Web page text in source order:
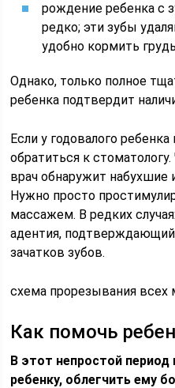
рождение ребенка с
редко; эти зубы
удобно кормить
Однако, только полное
ребенка подтвердит
Если у годовалого
обратиться к
врач обнаружит
Нужно просто
массажем. В редких
адентия, подтверждающий
зачатков зубов.
схема прорезывания всех
Как помочь
В этот непростой период
ребенку, облегчить ему